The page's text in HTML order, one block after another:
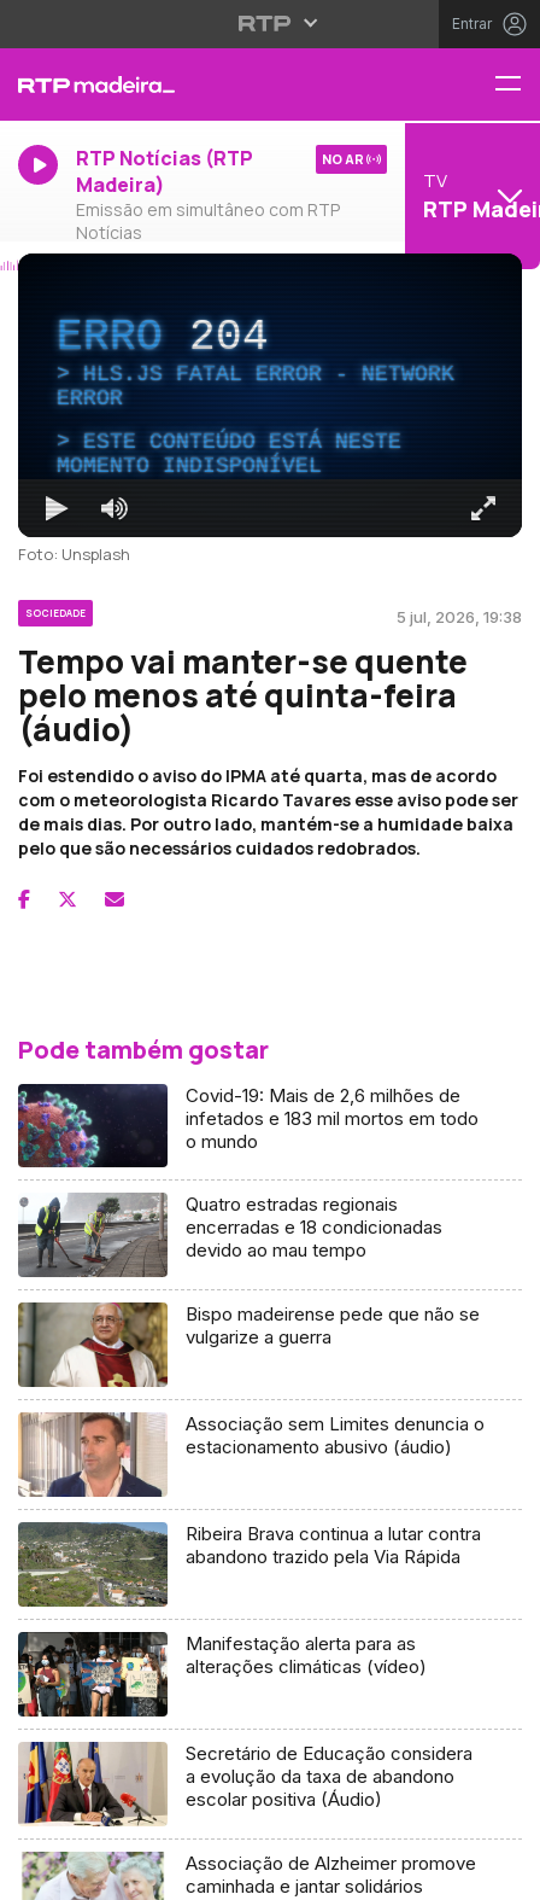
Entrar
RTP Notícias (RTP
Madeira)
Emissão em simultâneo com RTP
Notícias
NO AR
TV
RTP
ERRO204
HLS.JS FATAL ERROR - NETWORK
ERROR
ESTE CONTEÚDO ESTÁ NESTE
MOMENTO INDISPONÍVEL
Foto: Unsplash
SOCIEDADE 5 jul, 2026, 19:38
Tempo vai manter-se quente
pelo menos até quinta-feira
(áudio)
Foi estendido o aviso do IPMA até quarta, mas de acordo
com o meteorologista Ricardo Tavares esse aviso pode ser
de mais dias. Por outro lado, mantém-se a humidade baixa
pelo que são necessários cuidados redobrados.
Pode também gostar
Covid-19: Mais de 2,6 milhões de
infetados e 183 mil mortos em todo
o mundo
Quatro estradas regionais
encerradas e 18 condicionadas
devido ao mau tempo
Bispo madeirense pede que não se
vulgarize a guerra
Associação sem Limites denuncia o
estacionamento abusivo (áudio)
Ribeira Brava continua a lutar contra
abandono trazido pela Via Rápida
Manifestação alerta para as
alterações climáticas (vídeo)
Secretário de Educação considera
a evolução da taxa de abandono
escolar positiva (Áudio)
Associação de Alzheimer promove
caminhada e jantar solidários